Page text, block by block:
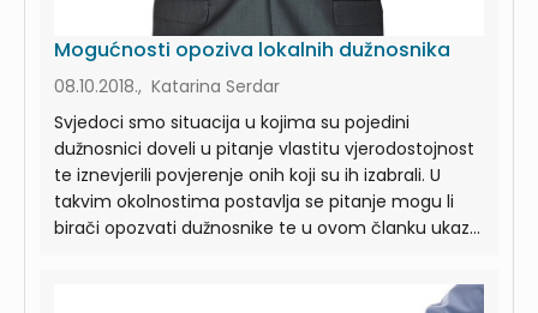
Mogućnosti opoziva lokalnih dužnosnika
08.10.2018., Katarina Serdar
Svjedoci smo situacija u kojima su pojedini
dužnosnici doveli u pitanje vlastitu vjerodostojnost
te iznevjerili povjerenje onih koji su ih izabrali. U
takvim okolnostima postavlja se pitanje mogu li
birači opozvati dužnosnike te u ovom članku ukaz...